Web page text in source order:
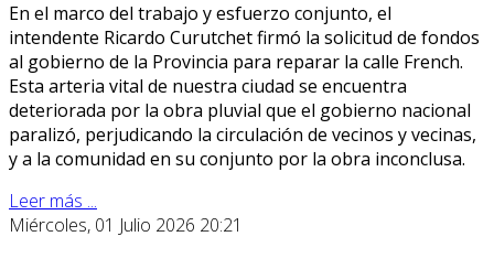
En el marco del trabajo y esfuerzo conjunto, el
intendente Ricardo Curutchet firmó la solicitud de fondos
al gobierno de la Provincia para reparar la calle French.
Esta arteria vital de nuestra ciudad se encuentra
deteriorada por la obra pluvial que el gobierno nacional
paralizó, perjudicando la circulación de vecinos y vecinas,
y a la comunidad en su conjunto por la obra inconclusa.
Leer más ...
Miércoles, 01 Julio 2026 20:21